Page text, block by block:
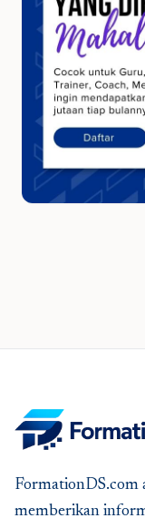
FormationDS.com
memberikan